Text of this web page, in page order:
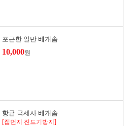
포근한 일반 베개솜
10,000원
항균 극세사 베개솜
[집먼지 진드기방지]